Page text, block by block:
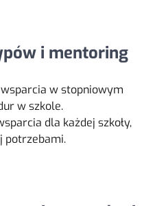
i mentoring
w stopniowym
w szkole.
dla każdej szkoły,
potrzebami.